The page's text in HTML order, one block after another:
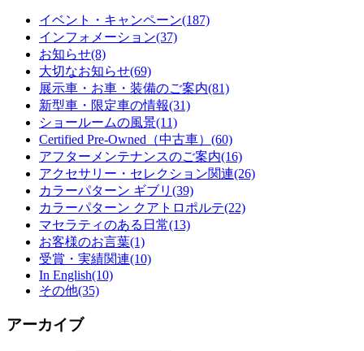
イベント・キャンペーン(187)
インフォメーション(37)
お知らせ(8)
大切なお知らせ(69)
展示車・お車・装備のご案内(81)
新型車・限定車の情報(31)
ショールームの風景(11)
Certified Pre-Owned（中古車） (60)
アフターメンテナンスのご案内(16)
アクセサリー・セレクション関連(26)
カラーパターン ギブリ (39)
カラーパターン クアトロポルテ(22)
マセラティのある日常(13)
お客様のお言葉(1)
受賞・実績関連(10)
In English(10)
その他(35)
アーカイブ